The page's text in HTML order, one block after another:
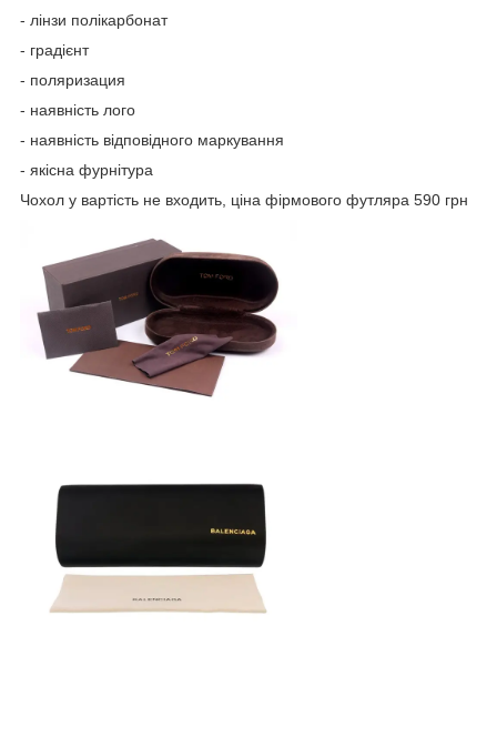
- лінзи полікарбонат
- градієнт
- поляризация
- наявність лого
- наявність відповідного маркування
- якісна фурнітура
Чохол у вартість не входить, ціна фірмового футляра 590 грн